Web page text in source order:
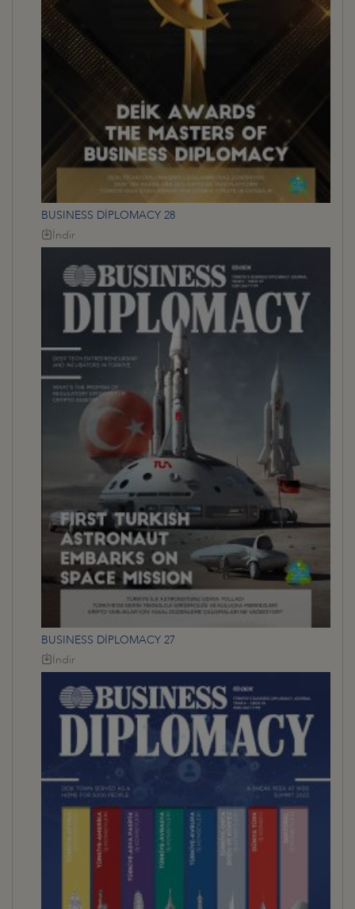
BUSINESS DİPLOMACY 28
İndir
BUSINESS DİPLOMACY 27
İndir